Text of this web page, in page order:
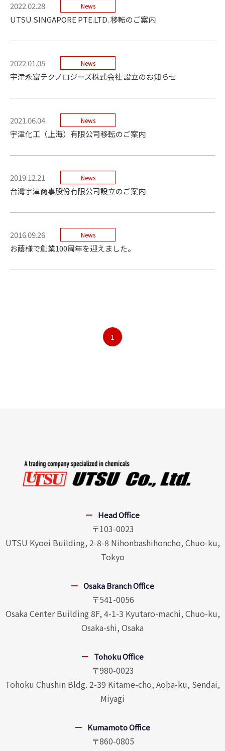
2022.02.28 News
UTSU SINGAPORE PTE.LTD. 移転のご案内
2022.01.05 News
宇津永富テクノロジーズ株式会社 設立のお知らせ
2021.06.04 News
宇津化工（上海）有限公司移転のご案内
2019.12.21 News
台灣宇津商事股份有限公司設立のご案内
2016.09.26 News
お蔭様で創業100周年を迎えました。
1
Head Office
〒103-0023
UTSU Kyoei Building, 2-8-8 Nihonbashihoncho, Chuo-ku,
Tokyo
Osaka Branch Office
〒541-0056
Osaka Center Building 8F, 4-1-3 Kyutaro-machi, Chuo-ku,
Osaka-shi, Osaka
Tohoku Office
〒980-0023
Tohoku Chushin Bldg. 2-39 Kitame-cho, Aoba-ku, Sendai,
Miyagi
Kumamoto Office
〒860-0805